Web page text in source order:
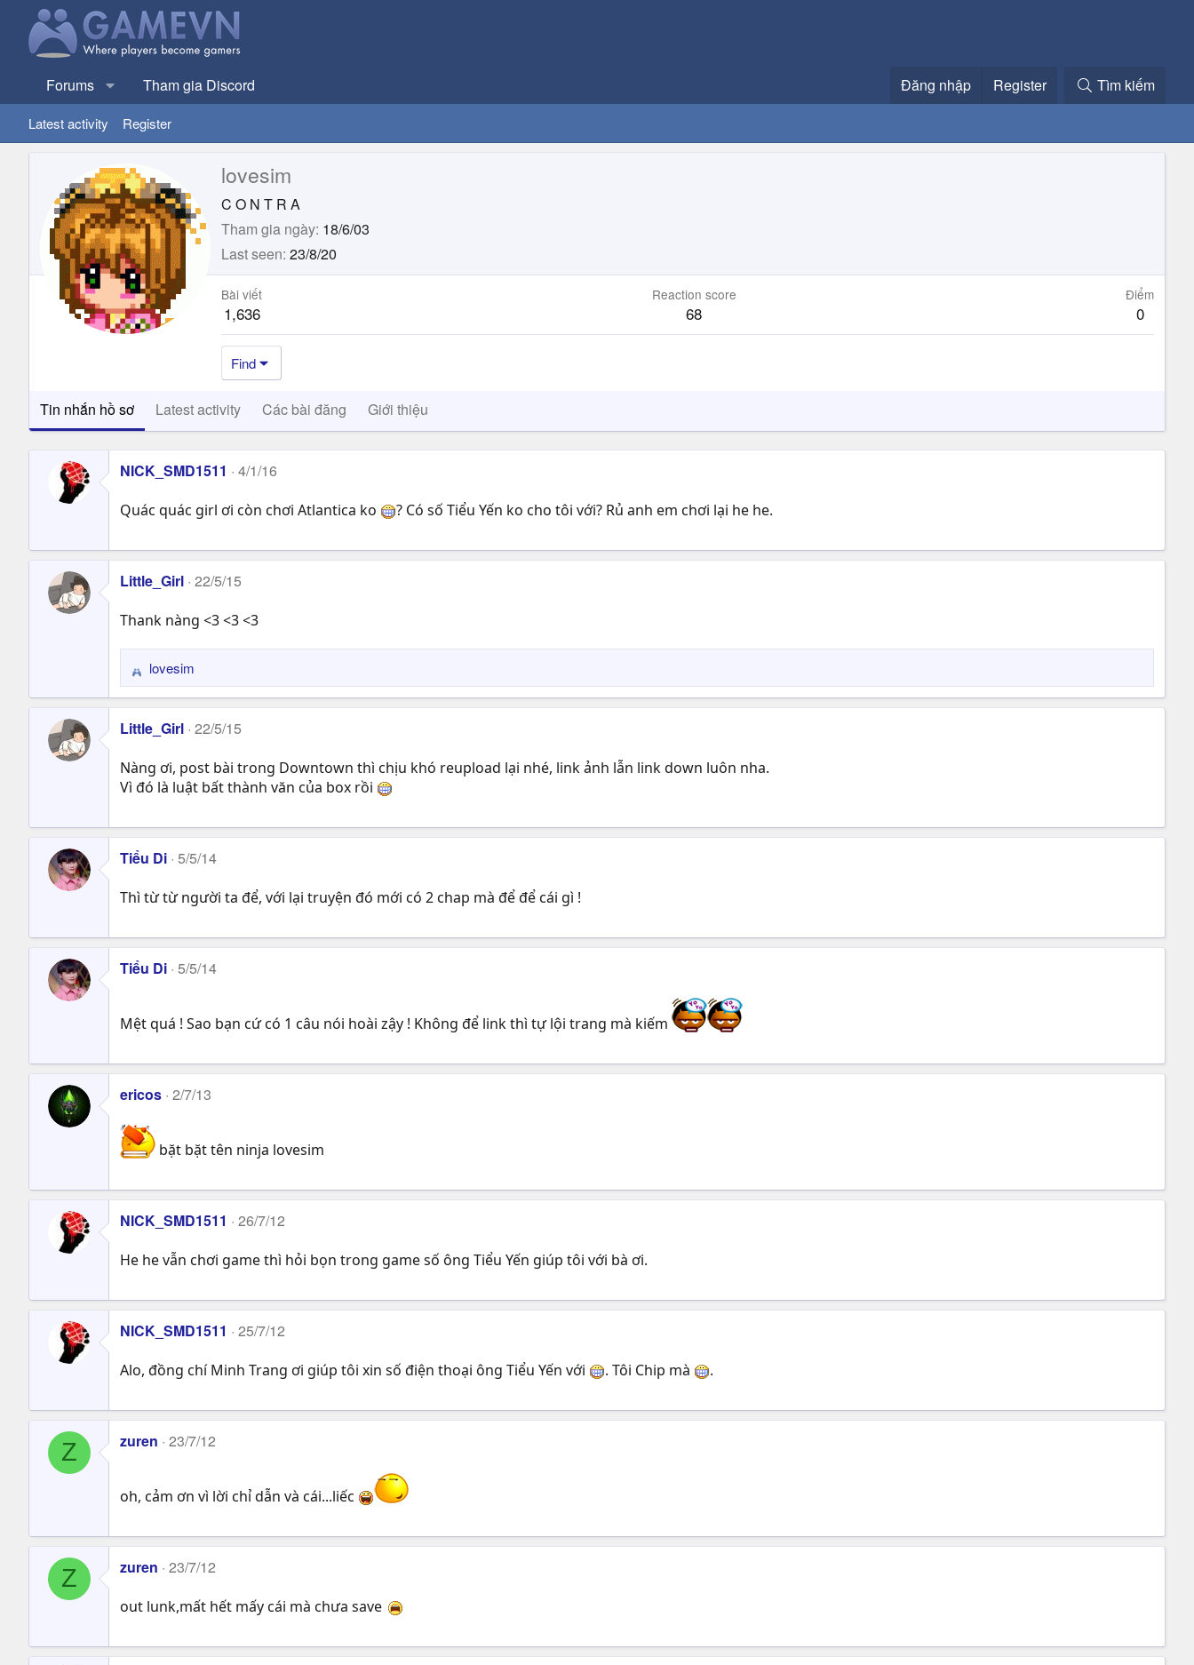
Forums Tham gia Discord Đăng nhập Register Tìm kiếm
Latest activity Register
lovesim
C O N T R A
Tham gia ngày 18/6/03
Last seen 23/8/20
Bài viết
1,636
Reaction score
68
Điểm
0
Find
Tin nhắn hồ sơ Latest activity Các bài đăng Giới thiệu
NICK_SMD1511 4/1/16
Quác quác girl ơi còn chơi Atlantica ko ? Có số Tiểu Yến ko cho tôi với? Rủ anh em chơi lại he he.
Little_Girl 22/5/15
Thank nàng <3 <3 <3
R
e
a
c
i
o
s
:
lovesim
Little_Girl 22/5/15
Nàng ơi, post bài trong Downtown thì chịu khó reupload lại nhé, link ảnh lẫn link down luôn nha.
Vì đó là luật bất thành văn của box rồi
Tiểu Di 5/5/14
Thì từ từ người ta để, với lại truyện đó mới có 2 chap mà để để cái gì !
Tiểu Di 5/5/14
Mệt quá ! Sao bạn cứ có 1 câu nói hoài zậy ! Không để link thì tự lội trang mà kiếm
ericos 2/7/13
bặt bặt tên ninja lovesim
NICK_SMD1511 26/7/12
He he vẫn chơi game thì hỏi bọn trong game số ông Tiểu Yến giúp tôi với bà ơi.
NICK_SMD1511 25/7/12
Alo, đồng chí Minh Trang ơi giúp tôi xin số điện thoại ông Tiểu Yến với . Tôi Chip mà .
Z zuren 23/7/12
oh, cảm ơn vì lời chỉ dẫn và cái...liếc
Z zuren 23/7/12
out lunk,mất hết mấy cái mà chưa save